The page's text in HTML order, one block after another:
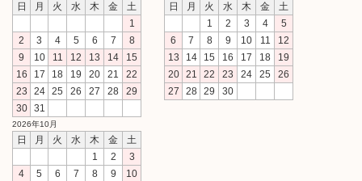
日 月 火 水 木 金
土
1
2
3 4 5 6 7
8
9
10 11 12 13 14
15
16
17 18 19 20 21
22
23
24 25 26 27 28
29
30
31
日 月 火 水 木 金
土
1
2 3 4
5
6
7 8 9 10 11
12
13
14 15 16 17 18
19
20
21 22 23 24 25
26
27
28 29 30
2026年10月
日 月 火 水 木 金
土
1
2
3
4
5 6 7 8 9 10